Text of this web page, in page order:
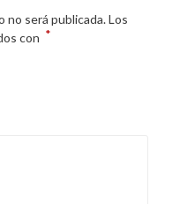
no será publicada. Los
con *